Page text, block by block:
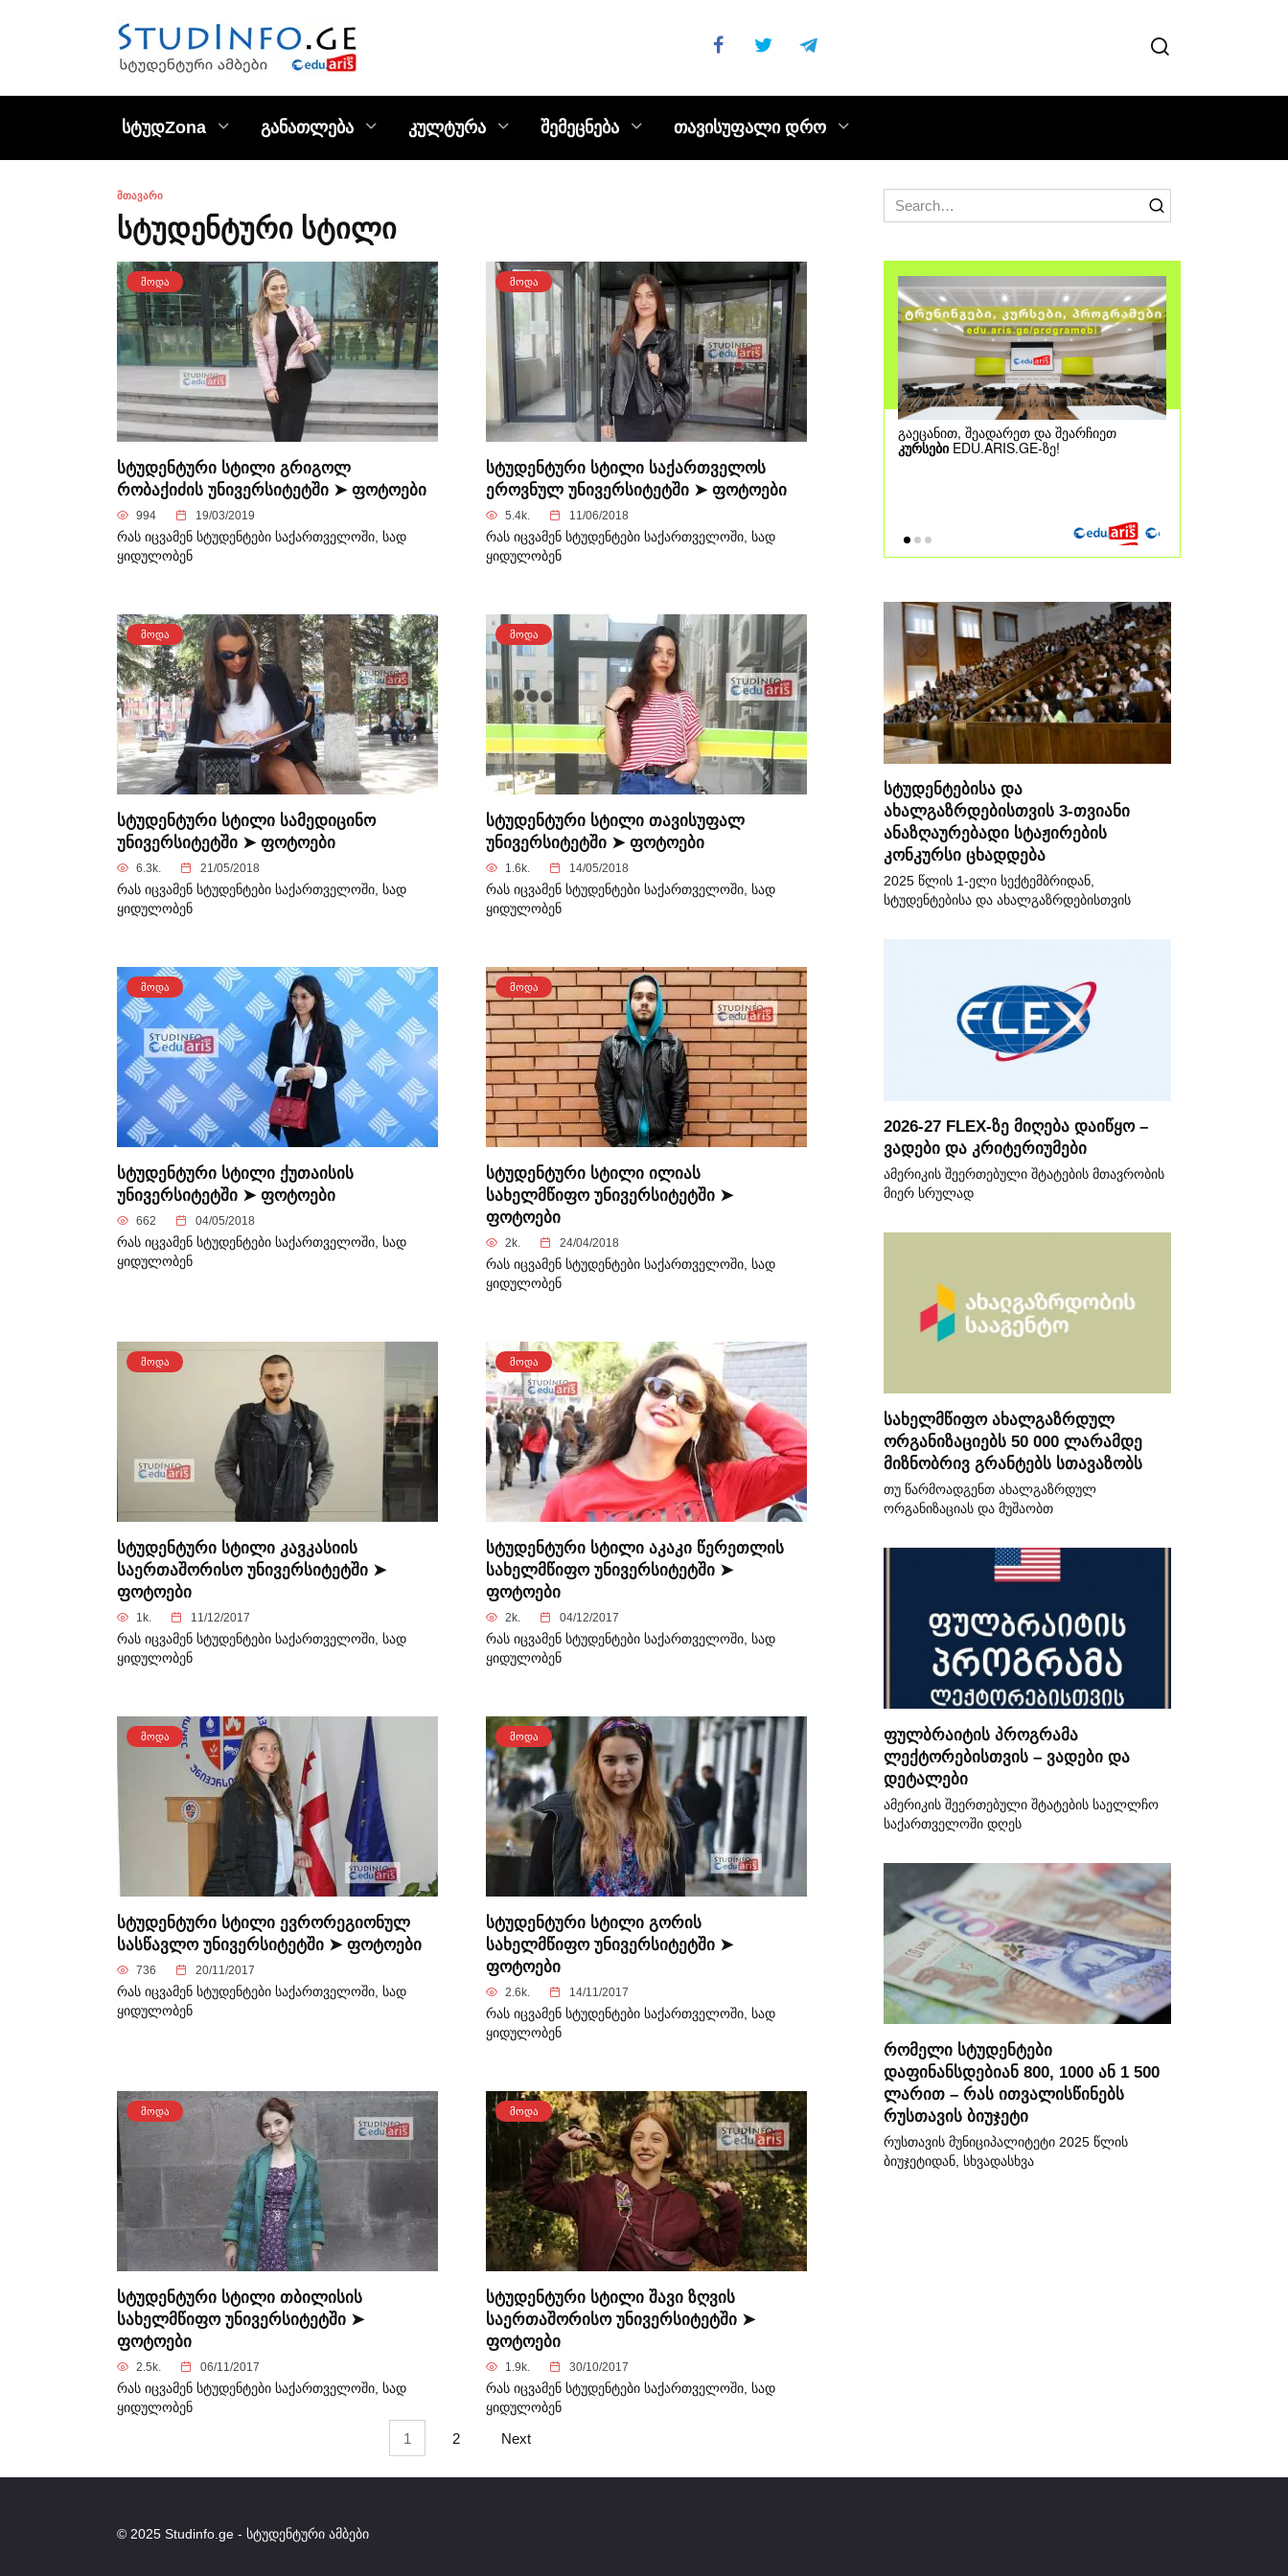
სტუდZona განათლება კულტურა შემეცნება თავისუფალი დრო
ᲛᲗᲐᲕᲐᲠᲘ
სტუდენტური სტილი
ᲛᲝᲓᲐ
სტუდენტური სტილი გრიგოლ
რობაქიძის უნივერსიტეტში ➤ ფოტოები
994 19/03/2019
რას იცვამენ სტუდენტები საქართველოში, სად
ყიდულობენ
ᲛᲝᲓᲐ
სტუდენტური სტილი საქართველოს
ეროვნულ უნივერსიტეტში ➤ ფოტოები
5.4k. 11/06/2018
რას იცვამენ სტუდენტები საქართველოში, სად
ყიდულობენ
ᲛᲝᲓᲐ
სტუდენტური სტილი სამედიცინო
უნივერსიტეტში ➤ ფოტოები
6.3k. 21/05/2018
რას იცვამენ სტუდენტები საქართველოში, სად
ყიდულობენ
ᲛᲝᲓᲐ
სტუდენტური სტილი თავისუფალ
უნივერსიტეტში ➤ ფოტოები
1.6k. 14/05/2018
რას იცვამენ სტუდენტები საქართველოში, სად
ყიდულობენ
ᲛᲝᲓᲐ
სტუდენტური სტილი ქუთაისის
უნივერსიტეტში ➤ ფოტოები
662 04/05/2018
რას იცვამენ სტუდენტები საქართველოში, სად
ყიდულობენ
ᲛᲝᲓᲐ
სტუდენტური სტილი ილიას
სახელმწიფო უნივერსიტეტში ➤
ფოტოები
2k. 24/04/2018
რას იცვამენ სტუდენტები საქართველოში, სად
ყიდულობენ
ᲛᲝᲓᲐ
სტუდენტური სტილი კავკასიის
საერთაშორისო უნივერსიტეტში ➤
ფოტოები
1k. 11/12/2017
რას იცვამენ სტუდენტები საქართველოში, სად
ყიდულობენ
ᲛᲝᲓᲐ
სტუდენტური სტილი აკაკი წერეთლის
სახელმწიფო უნივერსიტეტში ➤
ფოტოები
2k. 04/12/2017
რას იცვამენ სტუდენტები საქართველოში, სად
ყიდულობენ
ᲛᲝᲓᲐ
სტუდენტური სტილი ევრორეგიონულ
სასწავლო უნივერსიტეტში ➤ ფოტოები
736 20/11/2017
რას იცვამენ სტუდენტები საქართველოში, სად
ყიდულობენ
ᲛᲝᲓᲐ
სტუდენტური სტილი გორის
სახელმწიფო უნივერსიტეტში ➤
ფოტოები
2.6k. 14/11/2017
რას იცვამენ სტუდენტები საქართველოში, სად
ყიდულობენ
ᲛᲝᲓᲐ
სტუდენტური სტილი თბილისის
სახელმწიფო უნივერსიტეტში ➤
ფოტოები
2.5k. 06/11/2017
რას იცვამენ სტუდენტები საქართველოში, სად
ყიდულობენ
ᲛᲝᲓᲐ
სტუდენტური სტილი შავი ზღვის
საერთაშორისო უნივერსიტეტში ➤
ფოტოები
1.9k. 30/10/2017
რას იცვამენ სტუდენტები საქართველოში, სად
ყიდულობენ
1 2 Next
Search
for:
სტუდენტებისა და
ახალგაზრდებისთვის 3-თვიანი
ანაზღაურებადი სტაჟირების
კონკურსი ცხადდება
2025 წლის 1-ელი სექტემბრიდან,
სტუდენტებისა და ახალგაზრდებისთვის
2026-27 FLEX-ზე მიღება დაიწყო –
ვადები და კრიტერიუმები
ამერიკის შეერთებული შტატების მთავრობის
მიერ სრულად
სახელმწიფო ახალგაზრდულ
ორგანიზაციებს 50 000 ლარამდე
მიზნობრივ გრანტებს სთავაზობს
თუ წარმოადგენთ ახალგაზრდულ
ორგანიზაციას და მუშაობთ
ფულბრაიტის პროგრამა
ლექტორებისთვის – ვადები და
დეტალები
ამერიკის შეერთებული შტატების საელლჩო
საქართველოში დღეს
რომელი სტუდენტები
დაფინანსდებიან 800, 1000 ან 1 500
ლარით – რას ითვალისწინებს
რუსთავის ბიუჯეტი
რუსთავის მუნიციპალიტეტი 2025 წლის
ბიუჯეტიდან, სხვადასხვა
© 2025 Studinfo.ge - სტუდენტური ამბები